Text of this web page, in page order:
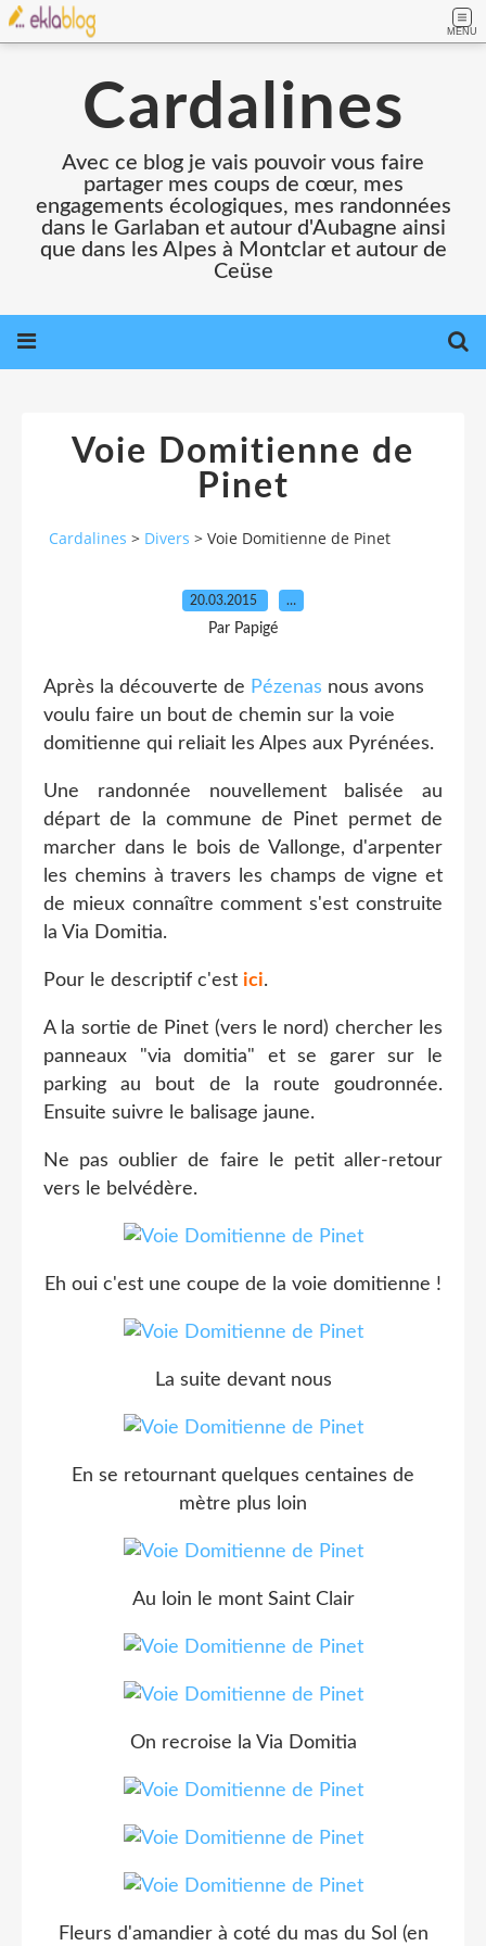
MENU
Cardalines
Avec ce blog je vais pouvoir vous faire
partager mes coups de cœur, mes
engagements écologiques, mes randonnées
dans le Garlaban et autour d'Aubagne ainsi
que dans les Alpes à Montclar et autour de
Ceüse
Voie Domitienne de
Pinet
Cardalines > Divers > Voie Domitienne de Pinet
20.03.2015 …
Par Papigé
Après la découverte de Pézenas nous avons
voulu faire un bout de chemin sur la voie
domitienne qui reliait les Alpes aux Pyrénées.
Une randonnée nouvellement balisée au
départ de la commune de Pinet permet de
marcher dans le bois de Vallonge, d'arpenter
les chemins à travers les champs de vigne et
de mieux connaître comment s'est construite
la Via Domitia.
Pour le descriptif c'est ici.
A la sortie de Pinet (vers le nord) chercher les
panneaux "via domitia" et se garer sur le
parking au bout de la route goudronnée.
Ensuite suivre le balisage jaune.
Ne pas oublier de faire le petit aller-retour
vers le belvédère.
Eh oui c'est une coupe de la voie domitienne !
La suite devant nous
En se retournant quelques centaines de
mètre plus loin
Au loin le mont Saint Clair
On recroise la Via Domitia
Fleurs d'amandier à coté du mas du Sol (en